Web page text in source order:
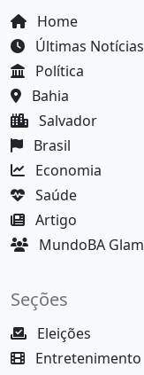
Home
Últimas Notícias
Política
Bahia
Salvador
Brasil
Economia
Saúde
Artigo
MundoBA Glam
Seções
Eleições
Entretenimento